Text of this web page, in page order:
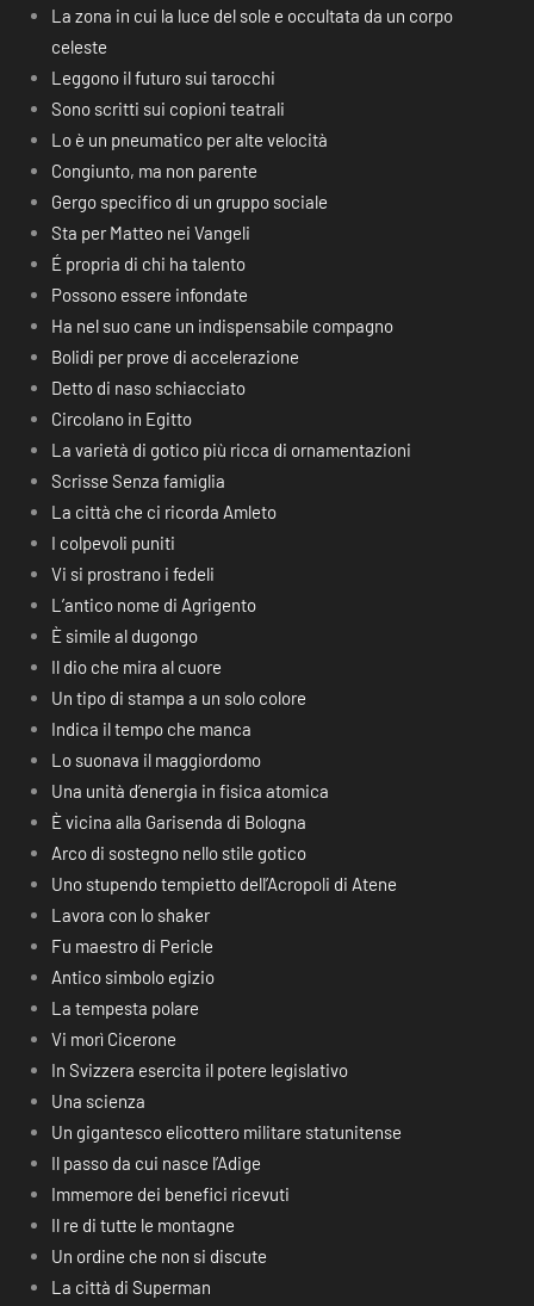
La zona in cui la luce del sole e occultata da un corpo
celeste
Leggono il futuro sui tarocchi
Sono scritti sui copioni teatrali
Lo è un pneumatico per alte velocità
Congiunto, ma non parente
Gergo specifico di un gruppo sociale
Sta per Matteo nei Vangeli
É propria di chi ha talento
Possono essere infondate
Ha nel suo cane un indispensabile compagno
Bolidi per prove di accelerazione
Detto di naso schiacciato
Circolano in Egitto
La varietà di gotico più ricca di ornamentazioni
Scrisse Senza famiglia
La città che ci ricorda Amleto
I colpevoli puniti
Vi si prostrano i fedeli
L’antico nome di Agrigento
È simile al dugongo
Il dio che mira al cuore
Un tipo di stampa a un solo colore
Indica il tempo che manca
Lo suonava il maggiordomo
Una unità d’energia in fisica atomica
È vicina alla Garisenda di Bologna
Arco di sostegno nello stile gotico
Uno stupendo tempietto dell’Acropoli di Atene
Lavora con lo shaker
Fu maestro di Pericle
Antico simbolo egizio
La tempesta polare
Vi morì Cicerone
In Svizzera esercita il potere legislativo
Una scienza
Un gigantesco elicottero militare statunitense
Il passo da cui nasce l’Adige
Immemore dei benefici ricevuti
Il re di tutte le montagne
Un ordine che non si discute
La città di Superman